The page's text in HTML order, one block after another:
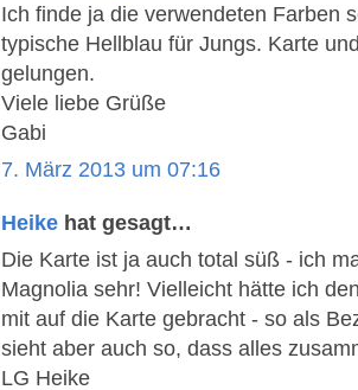
Ich finde ja die verwendeten Farben
typische Hellblau für Jungs. Karte
gelungen.
Viele liebe Grüße
Gabi
7. März 2013 um 07:16
Heike hat gesagt…
Die Karte ist ja auch total süß - ich
Magnolia sehr! Vielleicht hätte ich
mit auf die Karte gebracht - so als
sieht aber auch so, dass alles
LG Heike